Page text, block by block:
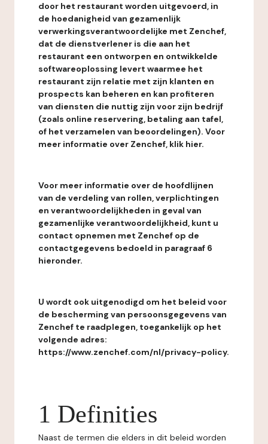
door het restaurant worden uitgevoerd, in
de hoedanigheid van gezamenlijk
verwerkingsverantwoordelijke met Zenchef,
dat de dienstverlener is die aan het
restaurant een ontworpen en ontwikkelde
softwareoplossing levert waarmee het
restaurant zijn relatie met zijn klanten en
prospects kan beheren en kan profiteren
van diensten die nuttig zijn voor zijn bedrijf
(zoals online reservering, betaling aan tafel,
of het verzamelen van beoordelingen). Voor
meer informatie over Zenchef, klik hier.
Voor meer informatie over de hoofdlijnen
van de verdeling van rollen, verplichtingen
en verantwoordelijkheden in geval van
gezamenlijke verantwoordelijkheid, kunt u
contact opnemen met Zenchef op de
contactgegevens bedoeld in paragraaf 6
hieronder.
U wordt ook uitgenodigd om het beleid voor
de bescherming van persoonsgegevens van
Zenchef te raadplegen, toegankelijk op het
volgende adres:
https://www.zenchef.com/nl/privacy-policy.
1 Definities
Naast de termen die elders in dit beleid worden